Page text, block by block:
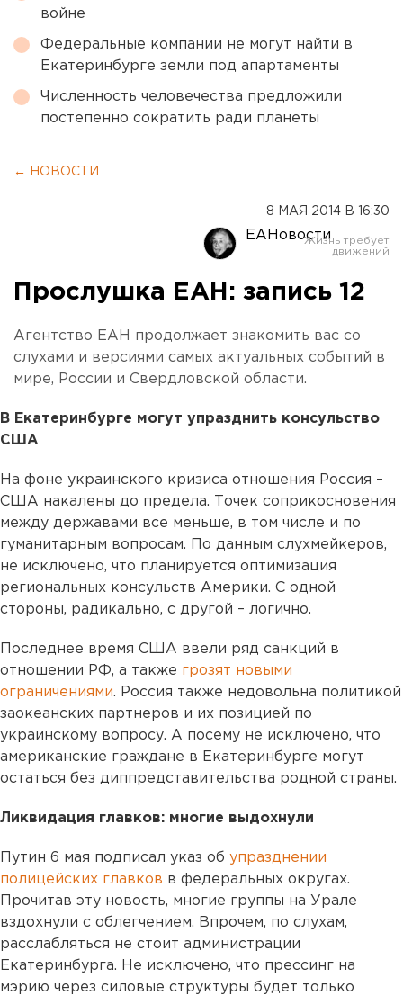
войне
Федеральные компании не могут найти в
Екатеринбурге земли под апартаменты
Численность человечества предложили
постепенно сократить ради планеты
← НОВОСТИ
8 МАЯ 2014 В 16:30
ЕАНовости
Прослушка ЕАН: запись 12
Агентство ЕАН продолжает знакомить вас со
слухами и версиями самых актуальных событий в
мире, России и Свердловской области.
В Екатеринбурге могут упразднить консульство
США
На фоне украинского кризиса отношения Россия –
США накалены до предела. Точек соприкосновения
между державами все меньше, в том числе и по
гуманитарным вопросам. По данным слухмейкеров,
не исключено, что планируется оптимизация
региональных консульств Америки. С одной
стороны, радикально, с другой – логично.
Последнее время США ввели ряд санкций в
отношении РФ, а также грозят новыми
ограничениями. Россия также недовольна политикой
заокеанских партнеров и их позицией по
украинскому вопросу. А посему не исключено, что
американские граждане в Екатеринбурге могут
остаться без диппредставительства родной страны.
Ликвидация главков: многие выдохнули
Путин 6 мая подписал указ об упразднении
полицейских главков в федеральных округах.
Прочитав эту новость, многие группы на Урале
вздохнули с облегчением. Впрочем, по слухам,
расслабляться не стоит администрации
Екатеринбурга. Не исключено, что прессинг на
мэрию через силовые структуры будет только